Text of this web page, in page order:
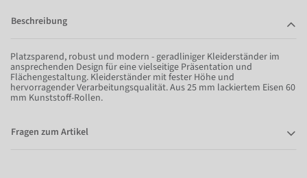
Beschreibung
Platzsparend, robust und modern - geradliniger Kleiderständer im
ansprechenden Design für eine vielseitige Präsentation und
Flächengestaltung. Kleiderständer mit fester Höhe und
hervorragender Verarbeitungsqualität. Aus 25 mm lackiertem Eisen 60
mm Kunststoff-Rollen.
Fragen zum Artikel